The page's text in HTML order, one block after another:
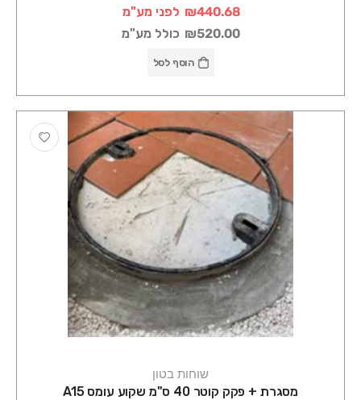
₪440.68 לפני מע"מ
₪520.00 כולל מע"מ
הוסף לסל
שוחות בטון
מסגרת + פקק קוטר 40 ס"מ שקוע עומס A15